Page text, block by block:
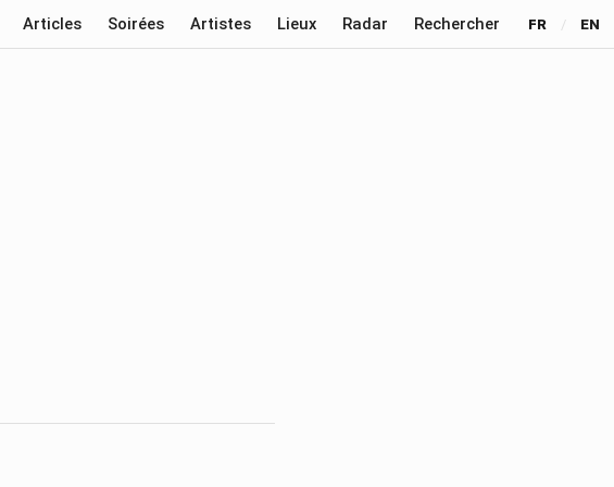
Articles Soirées Artistes Lieux Radar Rechercher FR / EN